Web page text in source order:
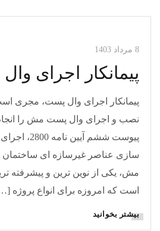
مقالات وال مش
8 مرداد 1403
پیمانکار اجرای
پیمانکار اجرای وال پست، مجری
نصب و اجرای وال پست مش را
پیوست ششم
سازی عناصر غیرسازه ای
مش، یکی از نوین ترین و پیشرفته
است که امروزه برای انواع پروژه
بیشتر بخوانید